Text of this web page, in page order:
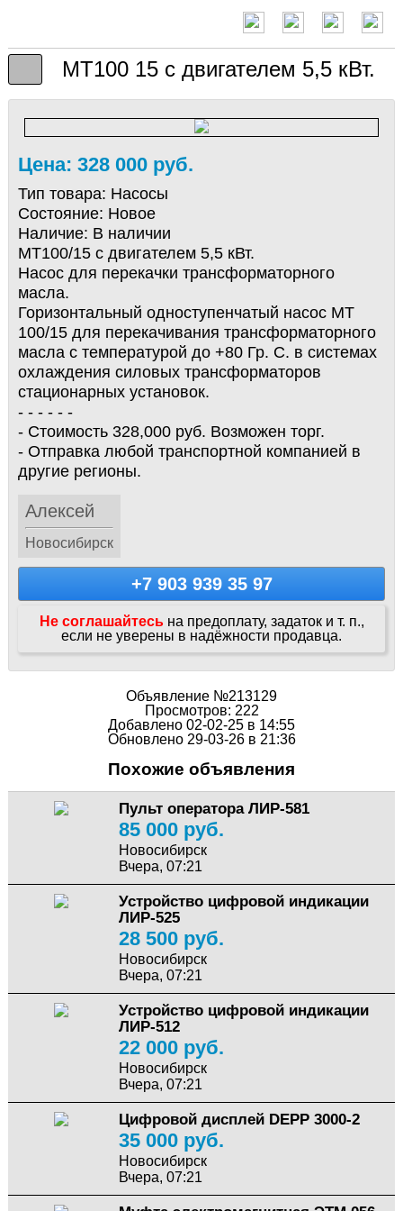
МТ100 15 с двигателем 5,5 кВт.
Цена: 328 000 руб.
Тип товара: Насосы
Состояние: Новое
Наличие: В наличии
МТ100/15 с двигателем 5,5 кВт.
Насос для перекачки трансформаторного
масла.
Горизонтальный одноступенчатый насос МТ
100/15 для перекачивания трансформаторного
масла с температурой до +80 Гр. С. в системах
охлаждения силовых трансформаторов
стационарных установок.
- - - - - -
- Стоимость 328,000 руб. Возможен торг.
- Отправка любой транспортной компанией в
другие регионы.
Алексей
Новосибирск
+7 903 939 35 97
Не соглашайтесь на предоплату, задаток и т. п.,
если не уверены в надёжности продавца.
Объявление №213129
Просмотров: 222
Добавлено 02-02-25 в 14:55
Обновлено 29-03-26 в 21:36
Похожие объявления
Пульт оператора ЛИР-581
85 000 руб.
Новосибирск
Вчера, 07:21
Устройство цифровой индикации
ЛИР-525
28 500 руб.
Новосибирск
Вчера, 07:21
Устройство цифровой индикации
ЛИР-512
22 000 руб.
Новосибирск
Вчера, 07:21
Цифровой дисплей DEPP 3000-2
35 000 руб.
Новосибирск
Вчера, 07:21